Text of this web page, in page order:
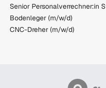
Senior Personalverrechner:in
Bodenleger (m/w/d)
CNC-Dreher (m/w/d)